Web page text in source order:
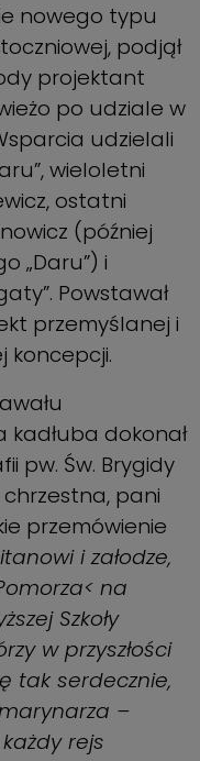
nowego typu
podjął
projektant
po udziale w
udzielali
wieloletni
ostatni
(później
„Daru”) i
Powstawał
przemyślanej i
koncepcji.
kadłuba dokonał
pw. Św. Brygidy
chrzestna, pani
przemówienie
i załodze,
na
Szkoły
w przyszłości
tak serdecznie,
–
rejs